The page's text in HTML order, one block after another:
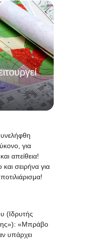
για
απείθεια!
σειρήνα για
(Ιδρυτής
«Μπράβο
υπάρχει